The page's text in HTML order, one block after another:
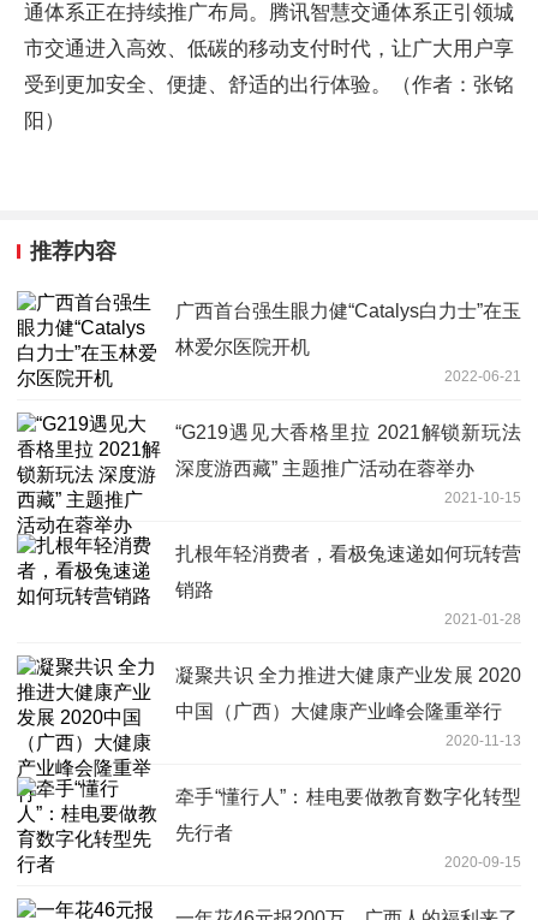
通体系正在持续推广布局。腾讯智慧交通体系正引领城
市交通进入高效、低碳的移动支付时代，让广大用户享
受到更加安全、便捷、舒适的出行体验。（作者：张铭
阳）
推荐内容
广西首台强生眼力健“Catalys白力士”在玉
林爱尔医院开机
2022-06-21
“G219遇见大香格里拉 2021解锁新玩法
深度游西藏” 主题推广活动在蓉举办
2021-10-15
扎根年轻消费者，看极兔速递如何玩转营
销路
2021-01-28
凝聚共识 全力推进大健康产业发展 2020
中国（广西）大健康产业峰会隆重举行
2020-11-13
牵手“懂行人”：桂电要做教育数字化转型
先行者
2020-09-15